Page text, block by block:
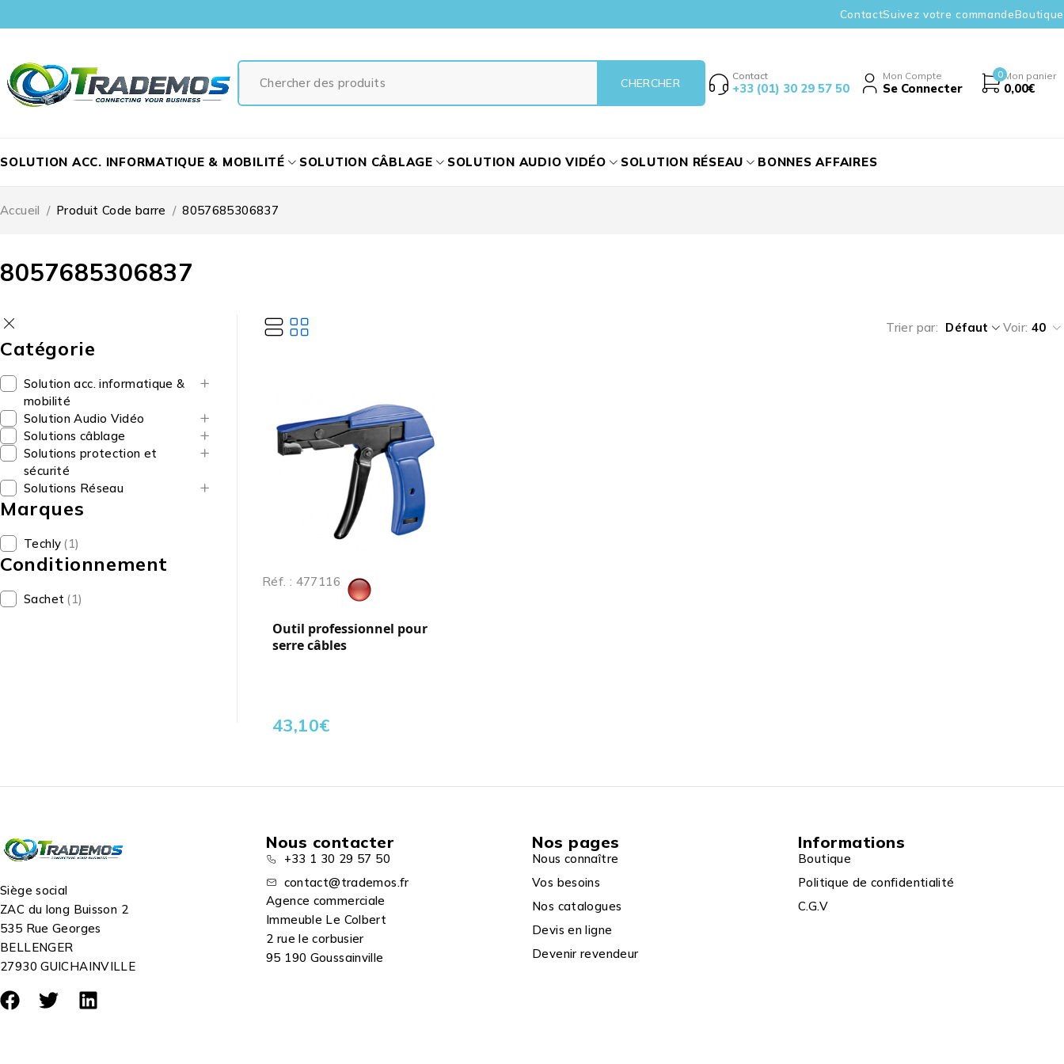
ContactSuivez votre commandeBoutique
Contact
+33 (01) 30 29 57 50
Mon Compte
Se Connecter
0 Mon panier
0,00€
SOLUTION ACC. INFORMATIQUE & MOBILITÉ SOLUTION CÂBLAGE SOLUTION AUDIO VIDÉO SOLUTION RÉSEAU BONNES AFFAIRES
8057685306837
Accueil / Produit Code barre / 8057685306837
Catégorie
Solution acc. informatique &
mobilité
Solution Audio Vidéo
Solutions câblage
Solutions protection et
sécurité
Solutions Réseau
Marques
Techly (1)
Conditionnement
Sachet (1)
Trier par Défaut Voir: 40
Réf. : 477116
Outil professionnel pour
serre câbles
43,10€
Siège social
ZAC du long Buisson 2
535 Rue Georges
BELLENGER
27930 GUICHAINVILLE
Nous contacter
+33 1 30 29 57 50
contact@trademos.fr
Agence commerciale
Immeuble Le Colbert
2 rue le corbusier
95 190 Goussainville
Nos pages
Nous connaître
Vos besoins
Nos catalogues
Devis en ligne
Devenir revendeur
Informations
Boutique
Politique de confidentialité
C.G.V